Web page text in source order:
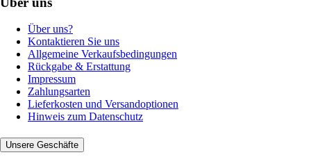
Über uns?
Kontaktieren Sie uns
Allgemeine Verkaufsbedingungen
Rückgabe & Erstattung
Impressum
Zahlungsarten
Lieferkosten und Versandoptionen
Hinweis zum Datenschutz
Unsere Geschäfte